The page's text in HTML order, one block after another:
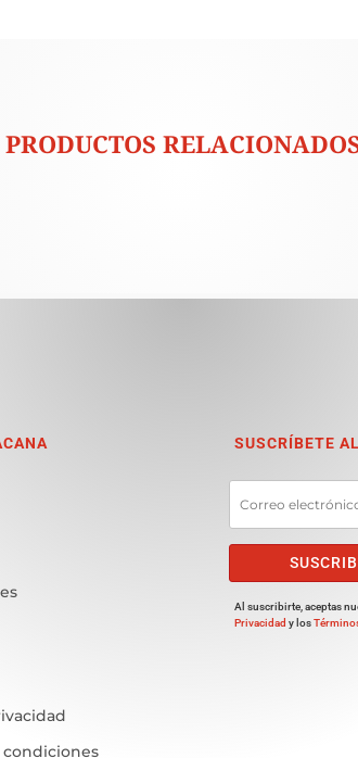
PRODUCTOS
condiciones
SUSCRÍBETE
Al suscribirte, aceptas
Privacidad y los